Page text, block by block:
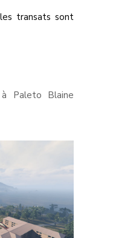
transats sont
Paleto Blaine